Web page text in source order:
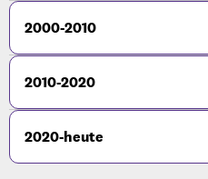
2000-2010
2010-2020
2020-heute